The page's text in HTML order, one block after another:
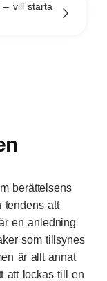
– vill starta
berättelsens
tendens att
en anledning
som tillsynes
är allt annat
att lockas till en